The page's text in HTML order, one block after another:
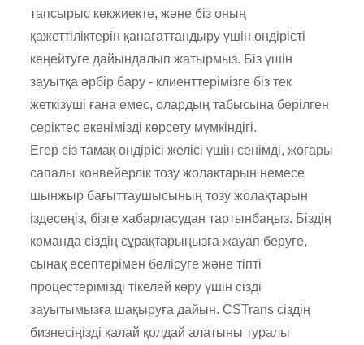
тапсырыс көкжиекте, және біз оның
қажеттіліктерін қанағаттандыру үшін өндірісті
кеңейтуге дайындалып жатырмыз. Біз үшін
зауытқа әрбір бару - клиенттерімізге біз тек
жеткізуші ғана емес, олардың табысына берілген
серіктес екенімізді көрсету мүмкіндігі.
Егер сіз тамақ өндірісі желісі үшін сенімді, жоғары
сапалы конвейерлік тозу жолақтарын немесе
шынжыр бағыттаушысының тозу жолақтарын
іздесеңіз, бізге хабарласудан тартынбаңыз. Біздің
команда сіздің сұрақтарыңызға жауап беруге,
сынақ есептерімен бөлісуге және тіпті
процестерімізді тікелей көру үшін сізді
зауытымызға шақыруға дайын. CSTrans сіздің
бизнесіңізді қалай қолдай алатыны туралы